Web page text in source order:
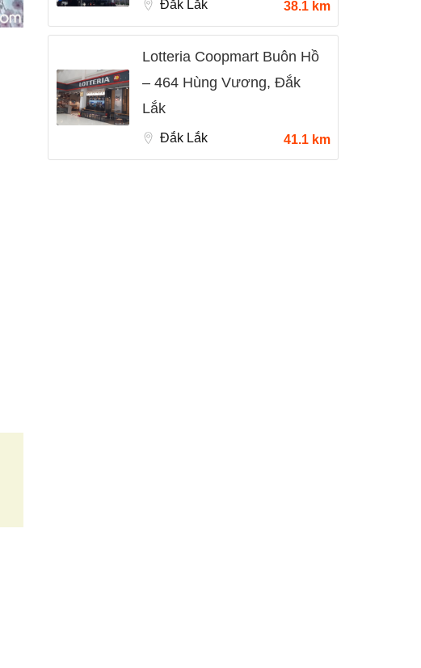
Đắk Lắk 38.1 km
Lotteria Coopmart Buôn Hồ
– 464 Hùng Vương, Đắk
Lắk
Đắk Lắk 41.1 km